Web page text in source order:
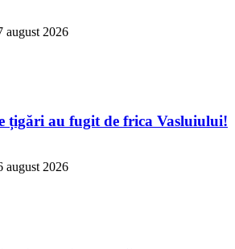
august 2026
țigări au fugit de frica Vasluiului!
august 2026